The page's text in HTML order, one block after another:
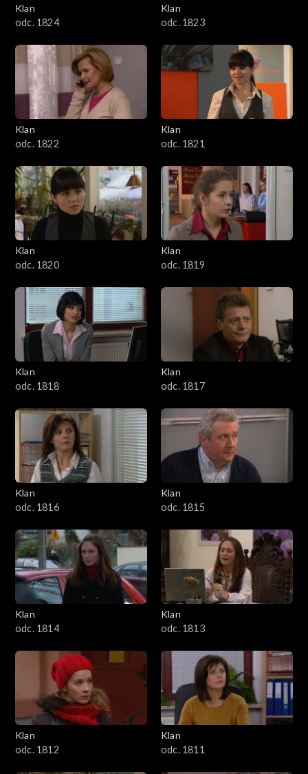
Klan
odc. 1824
Klan
odc. 1823
Klan
odc. 1822
Klan
odc. 1821
Klan
odc. 1820
Klan
odc. 1819
Klan
odc. 1818
Klan
odc. 1817
Klan
odc. 1816
Klan
odc. 1815
Klan
odc. 1814
Klan
odc. 1813
Klan
odc. 1812
Klan
odc. 1811